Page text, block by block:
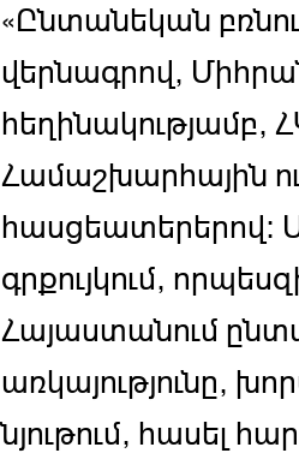
«Ընտանեկան
վերնագրով,
հեղինակությամբ,
Համաշխարհային
հասցեատերերով:
գրքույկում,
Հայաստանում
առկայությունը,
նյութում, հասել